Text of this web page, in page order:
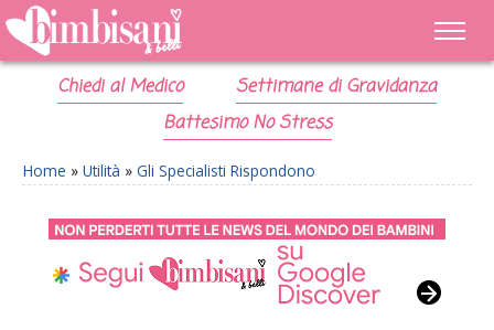
Chiedi al Medico
Settimane di Gravidanza
Battesimo No Stress
Home » Utilità » Gli Specialisti Rispondono